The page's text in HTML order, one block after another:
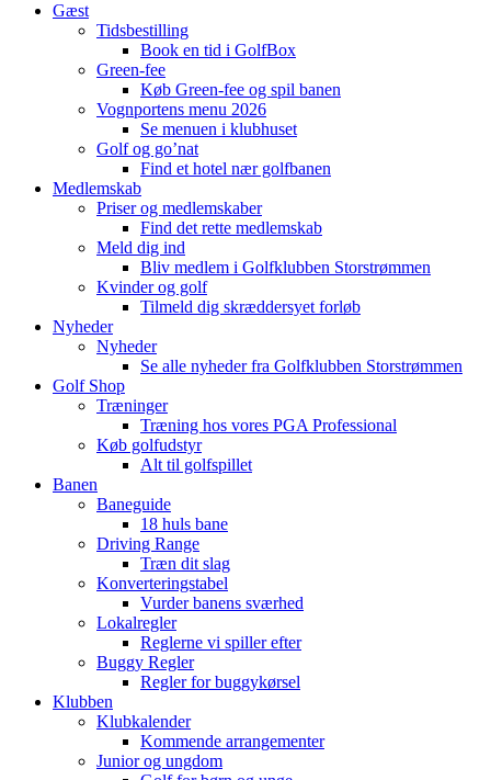
Gæst
Tidsbestilling
Book en tid i GolfBox
Green-fee
Køb Green-fee og spil banen
Vognportens menu 2026
Se menuen i klubhuset
Golf og go’nat
Find et hotel nær golfbanen
Medlemskab
Priser og medlemskaber
Find det rette medlemskab
Meld dig ind
Bliv medlem i Golfklubben Storstrømmen
Kvinder og golf
Tilmeld dig skræddersyet forløb
Nyheder
Nyheder
Se alle nyheder fra Golfklubben Storstrømmen
Golf Shop
Træninger
Træning hos vores PGA Professional
Køb golfudstyr
Alt til golfspillet
Banen
Baneguide
18 huls bane
Driving Range
Træn dit slag
Konverteringstabel
Vurder banens sværhed
Lokalregler
Reglerne vi spiller efter
Buggy Regler
Regler for buggykørsel
Klubben
Klubkalender
Kommende arrangementer
Junior og ungdom